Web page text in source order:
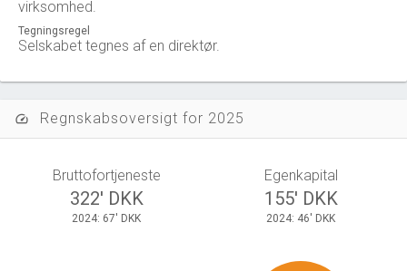
virksomhed.
Tegningsregel
Selskabet tegnes af en direktør.
speed Regnskabsoversigt for 2025
Bruttofortjeneste
322' DKK
2024: 67' DKK
Egenkapital
155' DKK
2024: 46' DKK